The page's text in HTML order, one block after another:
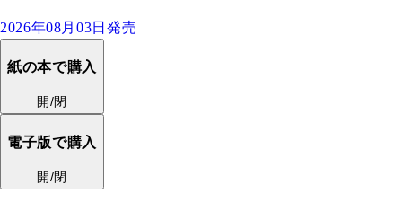
2026年08月03日発売
紙の本で購入
開/閉
電子版で購入
開/閉